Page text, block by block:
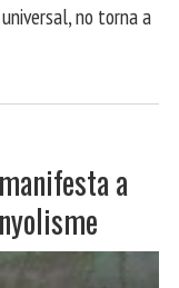
no torna a
a